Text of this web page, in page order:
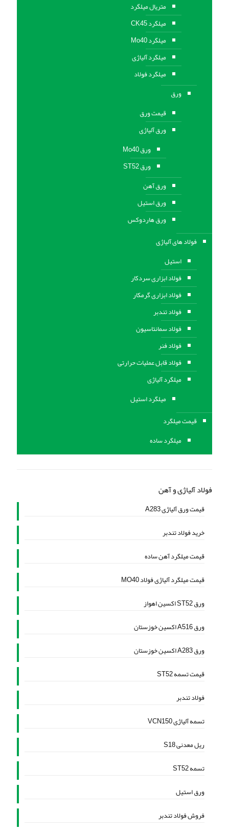
متریال میلگرد
میلگرد CK45
میلگرد Mo40
میلگرد آلیاژی
میلگرد فولاد
ورق
قیمت ورق
ورق آلیاژی
ورق Mo40
ورق ST52
ورق آهن
ورق استيل
ورق هاردوکس
فولاد های آلیاژی
استیل
فولاد ابزاری سردکار
فولاد ابزاری گرمکار
فولاد تندبر
فولاد سمانتاسیون
فولاد فنر
فولاد قابل عملیات حرارتی
ميلگرد آلیاژی
میلگرد استیل
قیمت میلگرد
میلگرد ساده
فولاد آلیاژی و آهن
قیمت ورق آلیاژی A283
خرید فولاد تندبر
قیمت میلگرد آهن ساده
قیمت میلگرد آلیاژی فولاد MO40
ورق ST52 اکسین اهواز
ورق A516 اکسین خوزستان
ورق A283 اکسین خوزستان
قیمت تسمه ST52
فولاد تندبر
تسمه آلیاژی VCN150
ریل معدنی S18
تسمه ST52
ورق استیل
فروش فولاد تندبر